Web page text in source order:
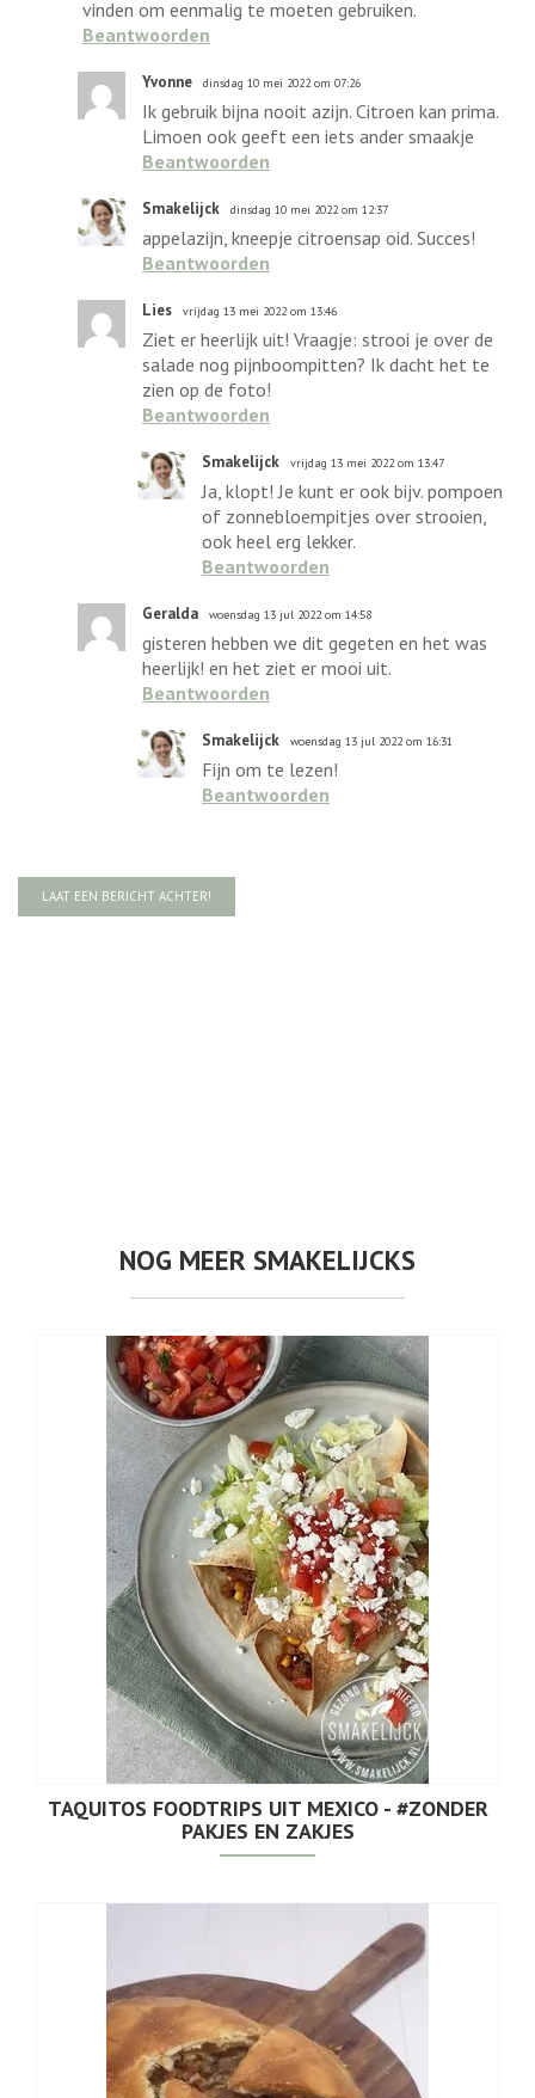
vinden om eenmalig te moeten gebruiken.
Beantwoorden
Yvonne dinsdag 10 mei 2022 om 07:26
Ik gebruik bijna nooit azijn. Citroen kan prima.
Limoen ook geeft een iets ander smaakje
Beantwoorden
Smakelijck dinsdag 10 mei 2022 om 12:37
appelazijn, kneepje citroensap oid. Succes!
Beantwoorden
Lies vrijdag 13 mei 2022 om 13:46
Ziet er heerlijk uit! Vraagje: strooi je over de
salade nog pijnboompitten? Ik dacht het te
zien op de foto!
Beantwoorden
Smakelijck vrijdag 13 mei 2022 om 13:47
Ja, klopt! Je kunt er ook bijv. pompoen
of zonnebloempitjes over strooien,
ook heel erg lekker.
Beantwoorden
Geralda woensdag 13 jul 2022 om 14:58
gisteren hebben we dit gegeten en het was
heerlijk! en het ziet er mooi uit.
Beantwoorden
Smakelijck woensdag 13 jul 2022 om 16:31
Fijn om te lezen!
Beantwoorden
LAAT EEN BERICHT ACHTER!
NOG MEER SMAKELIJCKS
TAQUITOS FOODTRIPS UIT MEXICO - #ZONDER
PAKJES EN ZAKJES